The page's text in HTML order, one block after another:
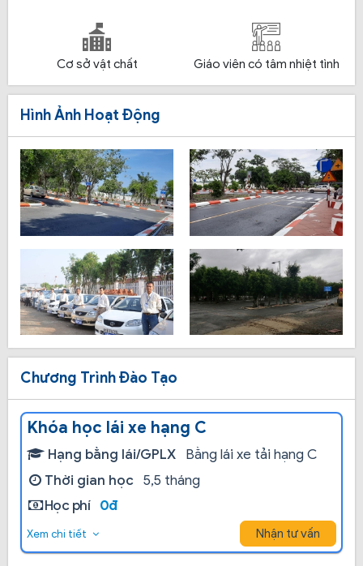
Cơ sở vật chất Giáo viên có tâm nhiệt tình
Hình Ảnh Hoạt Động
Chương Trình Đào Tạo
Khóa học lái xe hạng C
Hạng bằng lái/GPLX
Bằng lái xe tải hạng C
Thời gian học 5,5 tháng
Học phí
0đ
Xem chi tiết Nhận tư vấn